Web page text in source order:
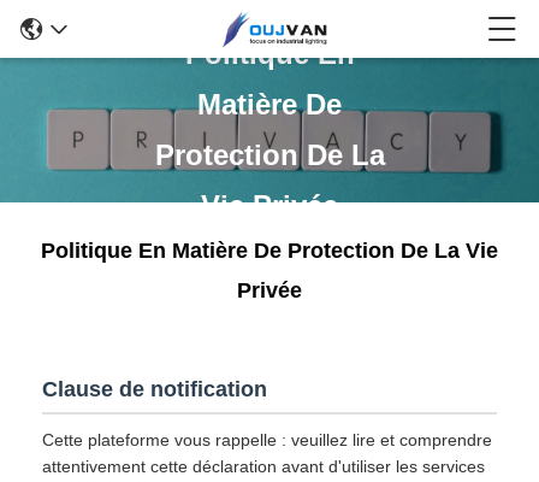
Politique En
Matière De
Protection De La
Vie Privée
Politique En Matière De Protection De La Vie
Privée
Clause de notification
Cette plateforme vous rappelle : veuillez lire et comprendre
attentivement cette déclaration avant d'utiliser les services